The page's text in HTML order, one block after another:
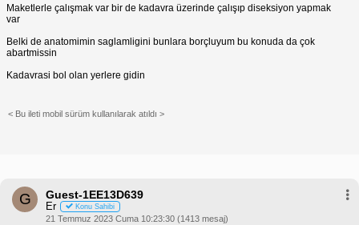
Maketlerle çalışmak var bir de kadavra üzerinde çalışıp diseksiyon yapmak
var
Belki de anatomimin saglamligini bunlara borçluyum bu konuda da çok
abartmissin
Kadavrasi bol olan yerlere gidin
< Bu ileti mobil sürüm kullanılarak atıldı >
G Guest-1EE13D639
Er Konu Sahibi
21 Temmuz 2023 Cuma 10:23:30 (1413 mesaj)